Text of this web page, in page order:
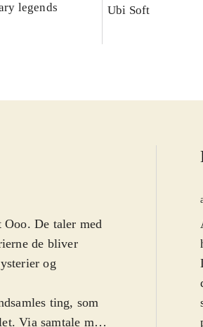
legends
Ubi Soft
De taler med
de bliver
og
ting, som
Via samtale med